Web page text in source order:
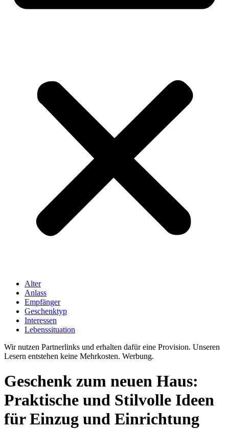
Alter
Anlass
Empfänger
Geschenktyp
Interessen
Lebenssituation
Wir nutzen Partnerlinks und erhalten dafür eine Provision. Unseren
Lesern entstehen keine Mehrkosten. Werbung.
Geschenk zum neuen Haus:
Praktische und Stilvolle Ideen
für Einzug und Einrichtung